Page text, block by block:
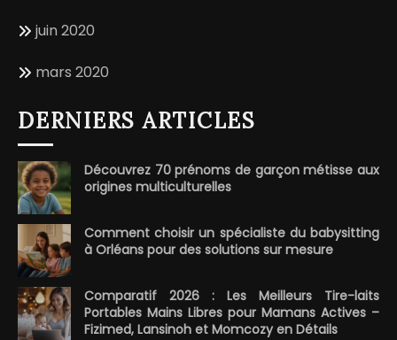
juin 2020
mars 2020
DERNIERS ARTICLES
Découvrez 70 prénoms de garçon métisse aux
origines multiculturelles
Comment choisir un spécialiste du babysitting
à Orléans pour des solutions sur mesure
Comparatif 2026 : Les Meilleurs Tire-laits
Portables Mains Libres pour Mamans Actives –
Fizimed, Lansinoh et Momcozy en Détails